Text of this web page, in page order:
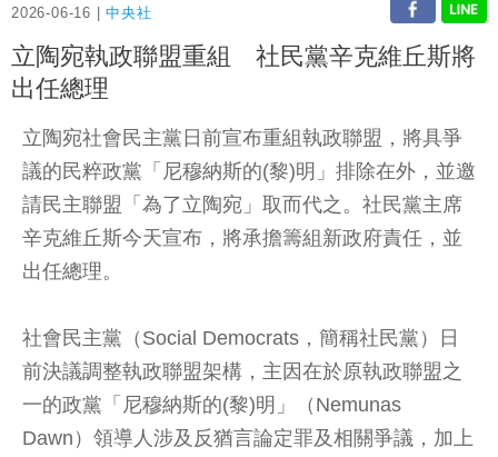
2026-06-16 |中央社
立陶宛執政聯盟重組 社民黨辛克維丘斯將
出任總理
立陶宛社會民主黨日前宣布重組執政聯盟，將具爭
議的民粹政黨「尼穆納斯的(黎)明」排除在外，並邀
請民主聯盟「為了立陶宛」取而代之。社民黨主席
辛克維丘斯今天宣布，將承擔籌組新政府責任，並
出任總理。
社會民主黨（Social Democrats，簡稱社民黨）日
前決議調整執政聯盟架構，主因在於原執政聯盟之
一的政黨「尼穆納斯的(黎)明」（Nemunas
Dawn）領導人涉及反猶言論定罪及相關爭議，加上